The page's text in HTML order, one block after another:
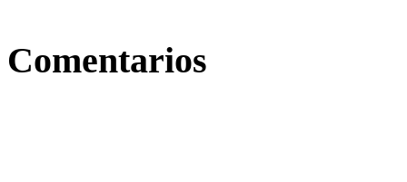
Comentarios